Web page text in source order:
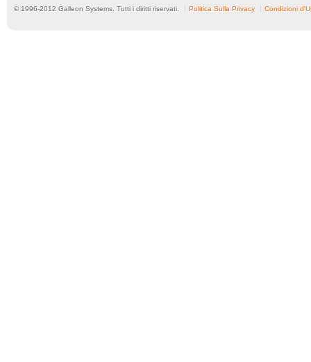
© 1996-2012 Galleon Systems. Tutti i diritti riservati. Politica Sulla Privacy Condizioni